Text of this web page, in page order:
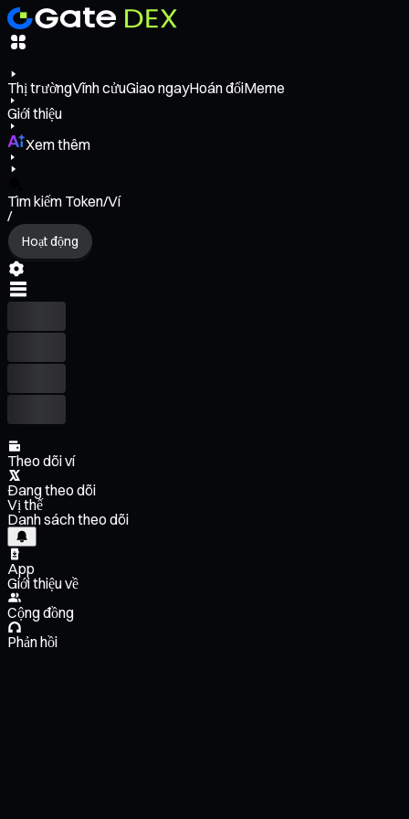
Thị trườngVĩnh cửuGiao ngayHoán đổiMeme
Giới thiệu
Xem thêm
Tìm kiếm Token/Ví
/
Hoạt động
Theo dõi ví
Đang theo dõi
Vị thế
Danh sách theo dõi
App
Giới thiệu về
Cộng đồng
Phản hồi